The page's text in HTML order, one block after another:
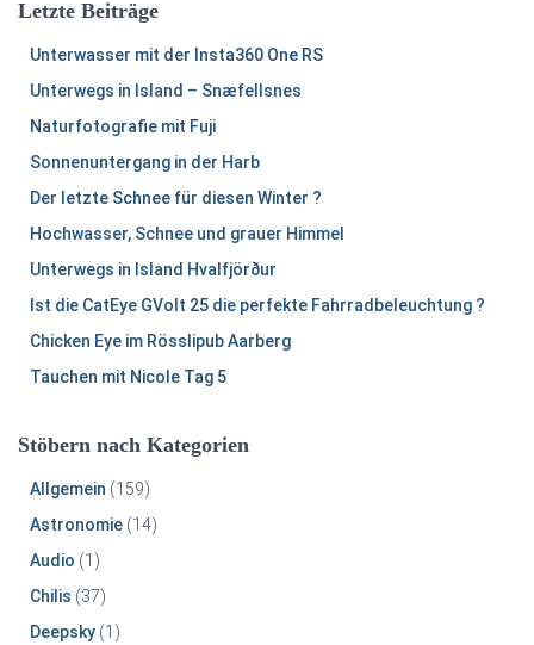
n
Letzte Beiträge
Unterwasser mit der Insta360 One RS
Unterwegs in Island – Snæfellsnes
Naturfotografie mit Fuji
Sonnenuntergang in der Harb
Der letzte Schnee für diesen Winter ?
Hochwasser, Schnee und grauer Himmel
Unterwegs in Island Hvalfjörður
Ist die CatEye GVolt 25 die perfekte Fahrradbeleuchtung ?
Chicken Eye im Rösslipub Aarberg
Tauchen mit Nicole Tag 5
Stöbern nach Kategorien
Allgemein (159)
Astronomie (14)
Audio (1)
Chilis (37)
Deepsky (1)